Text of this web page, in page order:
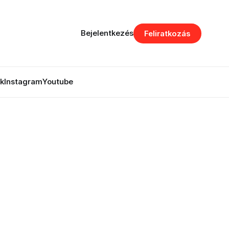
InstagramYoutube
Bejelentkezés Feliratkozás